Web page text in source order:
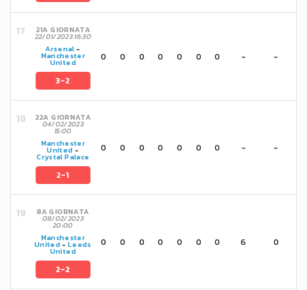
21A GIORNATA
22/01/2023 16:30
Arsenal -
Manchester
United
3-2
0 0 0 0 0 0 0 - -
22A GIORNATA
04/02/2023
15:00
Manchester
United -
Crystal Palace
2-1
0 0 0 0 0 0 0 - -
8A GIORNATA
08/02/2023
20:00
Manchester
United -Leeds
United
2-2
0 0 0 0 0 0 0 6 0